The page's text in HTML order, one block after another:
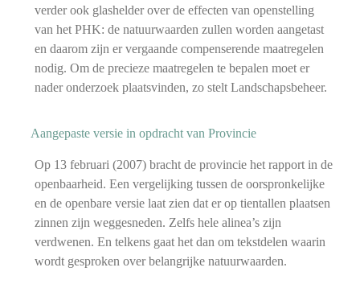
verder ook glashelder over de effecten van openstelling
van het PHK: de natuurwaarden zullen worden aangetast
en daarom zijn er vergaande compenserende maatregelen
nodig. Om de precieze maatregelen te bepalen moet er
nader onderzoek plaatsvinden, zo stelt Landschapsbeheer.
Aangepaste versie in opdracht van Provincie
Op 13 februari (2007) bracht de provincie het rapport in de
openbaarheid. Een vergelijking tussen de oorspronkelijke
en de openbare versie laat zien dat er op tientallen plaatsen
zinnen zijn weggesneden. Zelfs hele alinea’s zijn
verdwenen. En telkens gaat het dan om tekstdelen waarin
wordt gesproken over belangrijke natuurwaarden.